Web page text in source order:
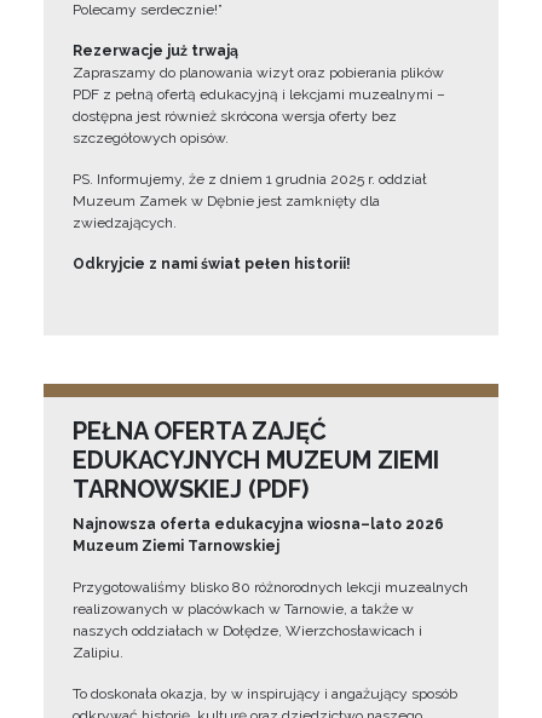
Polecamy serdecznie!”
Rezerwacje już trwają
Zapraszamy do planowania wizyt oraz pobierania plików
PDF z pełną ofertą edukacyjną i lekcjami muzealnymi –
dostępna jest również skrócona wersja oferty bez
szczegółowych opisów.
PS. Informujemy, że z dniem 1 grudnia 2025 r. oddział
Muzeum Zamek w Dębnie jest zamknięty dla
zwiedzających.
Odkryjcie z nami świat pełen historii!
PEŁNA OFERTA ZAJĘĆ
EDUKACYJNYCH MUZEUM ZIEMI
TARNOWSKIEJ (PDF)
Najnowsza oferta edukacyjna wiosna–lato 2026
Muzeum Ziemi Tarnowskiej
Przygotowaliśmy blisko 80 różnorodnych lekcji muzealnych
realizowanych w placówkach w Tarnowie, a także w
naszych oddziałach w Dołędze, Wierzchosławicach i
Zalipiu.
To doskonała okazja, by w inspirujący i angażujący sposób